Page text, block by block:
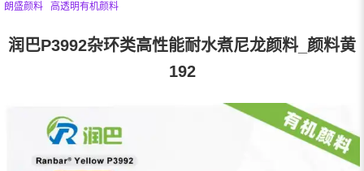
朗盛颜料
高透明有机颜料
润巴P3992杂环类高性能耐水煮尼龙颜料_颜料黄
192